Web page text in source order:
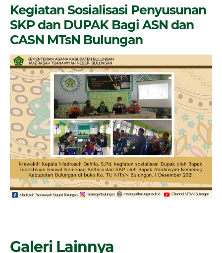
Kegiatan Sosialisasi Penyusunan
SKP dan DUPAK Bagi ASN dan
CASN MTsN Bulungan
Galeri Lainnya